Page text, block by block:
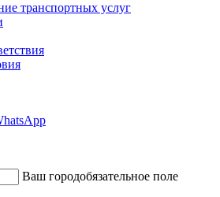
транспортных услуг
Ваш городобязательное поле